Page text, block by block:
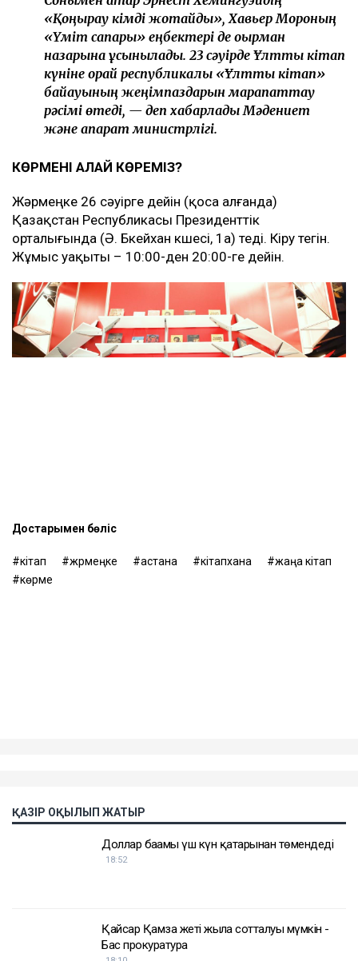
«Қоңырау кімді жоқтайды», Хавьер Мороның
«Үміт сапары» еңбектері де оқырман
назарына ұсынылады. 23 сәуірде Ұлттық кітап
күніне орай республикалық «Ұлттық кітап»
байқауының жеңімпаздарын марапаттау
рәсімі өтеді, — деп хабарлады Мәдениет
және ақпарат министрлігі.
КӨРМЕНІ ҚАЛАЙ КӨРЕМІЗ?
Жәрмеңке 26 сәуірге дейін (қоса алғанда)
Қазақстан Республикасы Президенттік
орталығында (Ә. Бөкейхан көшесі, 1а) өтеді. Кіру тегін.
Жұмыс уақыты – 10:00-ден 20:00-ге дейін.
Достарыңмен бөліс
кітап жәрмеңке астана кітапхана
жаңа кітап
көрме
ҚАЗІР ОҚЫЛЫП ЖАТЫР
Доллар бағамы үш күн қатарынан төмендеді
18:52
Қайсар Қамза жеті жылға сотталуы мүмкін -
Бас прокуратура